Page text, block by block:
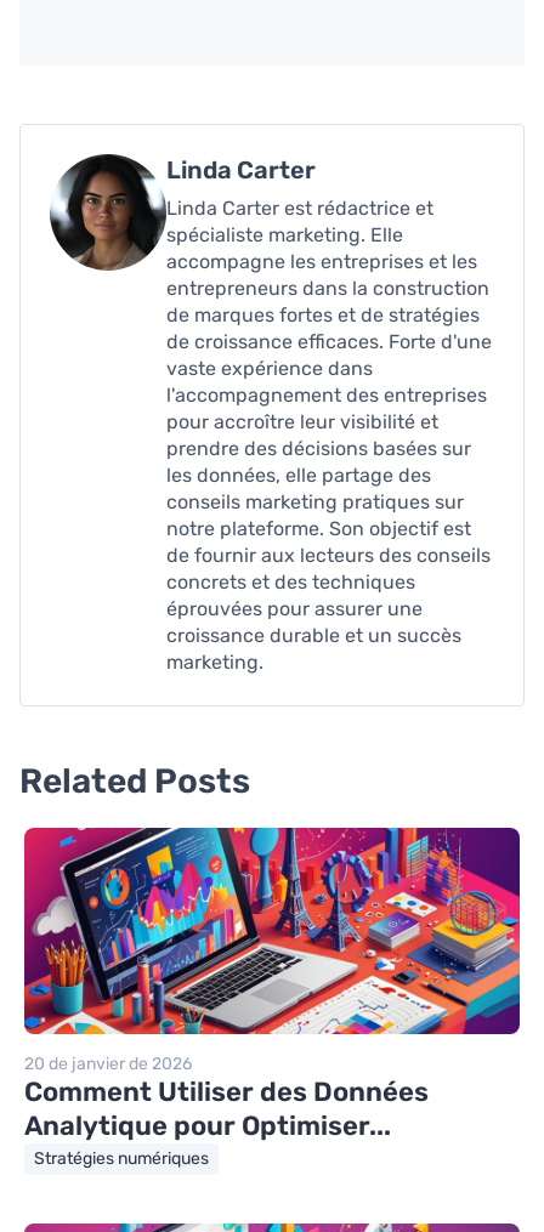
Linda Carter
Linda Carter est rédactrice et
spécialiste marketing. Elle
accompagne les entreprises et les
entrepreneurs dans la construction
de marques fortes et de stratégies
de croissance efficaces. Forte d'une
vaste expérience dans
l'accompagnement des entreprises
pour accroître leur visibilité et
prendre des décisions basées sur
les données, elle partage des
conseils marketing pratiques sur
notre plateforme. Son objectif est
de fournir aux lecteurs des conseils
concrets et des techniques
éprouvées pour assurer une
croissance durable et un succès
marketing.
Related Posts
20 de janvier de 2026
Comment Utiliser des Données
Analytique pour Optimiser...
Stratégies numériques